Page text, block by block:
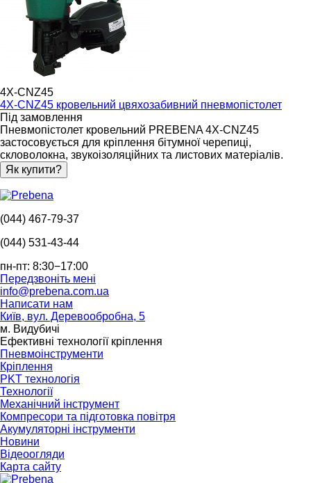
4X-CNZ45
4X-CNZ45 кровельний цвяхозабивний пневмопістолет
Під замовлення
Пневмопістолет кровельний PREBENA 4X-CNZ45
застосовується для кріплення бітумної черепиці,
скловолокна, звукоізоляційних та листових матеріалів.
Як купити?
(044) 467-79-37
(044) 531-43-44
пн-пт: 8:30−17:00
Передзвоніть мені
info@prebena.com.ua
Написати нам
Київ, вул. Деревообробна, 5
м. Видубичі
Ефективні технології кріплення
Пневмоінструменти
Кріплення
PKT технологія
Технології
Механічний інструмент
Компресори та підготовка повітря
Акумуляторні інструменти
Новини
Відеоогляди
Карта сайту